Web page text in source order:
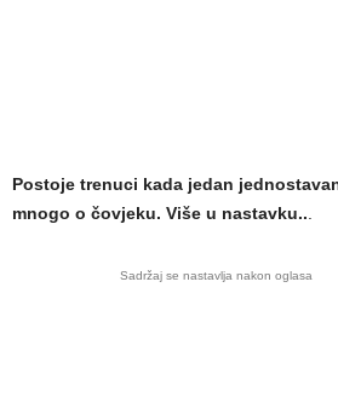
Postoje trenuci kada jedan
mnogo o čovjeku. Više u nastavku..
Sadržaj se nastavlja nakon oglasa